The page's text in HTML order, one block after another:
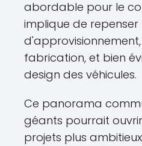
abordable pour le
implique de repenser
fabrication, et bien
design des véhicules.
Ce panorama
géants pourrait
projets plus